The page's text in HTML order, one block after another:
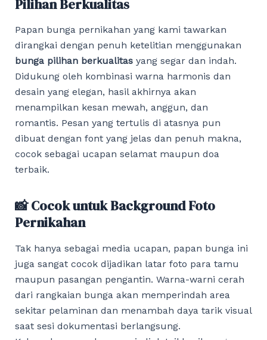
Pilihan Berkualitas
Papan bunga pernikahan yang kami tawarkan
dirangkai dengan penuh ketelitian menggunakan
bunga pilihan berkualitasyang segar dan indah.
Didukung oleh kombinasi warna harmonis dan
desain yang elegan, hasil akhirnya akan
menampilkan kesan mewah, anggun, dan
romantis. Pesan yang tertulis di atasnya pun
dibuat dengan font yang jelas dan penuh makna,
cocok sebagai ucapan selamat maupun doa
terbaik.
📸 Cocok untuk Background Foto
Pernikahan
Tak hanya sebagai media ucapan, papan bunga ini
juga sangat cocok dijadikan latar foto para tamu
maupun pasangan pengantin. Warna-warni cerah
dari rangkaian bunga akan memperindah area
sekitar pelaminan dan menambah daya tarik visual
saat sesi dokumentasi berlangsung.